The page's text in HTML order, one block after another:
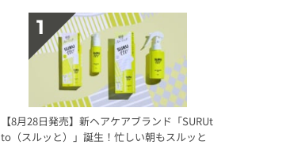
【8月28日発売】新ヘアケアブランド「SURUt
to（スルッと）」誕生！忙しい朝もスルッと